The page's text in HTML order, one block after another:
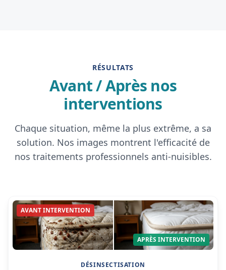
RÉSULTATS
Avant / Après nos
interventions
Chaque situation, même la plus extrême, a sa
solution. Nos images montrent l'efficacité de
nos traitements professionnels anti-nuisibles.
AVANT INTERVENTION
APRÈS INTERVENTION
DÉSINSECTISATION